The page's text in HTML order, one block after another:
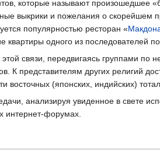
которые называют
выкрики и пожелания о скорейшем
популярностью ресторан «
одного из последователей
связи, передвигаясь группами по
К представителям других религий
(японских, индийских)
анализируя увиденное в свете
интернет-форумах.